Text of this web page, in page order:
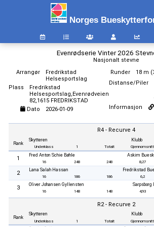
Norges
Evenrødserie Vinter 2026
Nasjonalt stevne
Arrangør
Fredrikstad
Helsesportslag
Plass
Fredrikstad
Helsesportslag,Evenrødveien
82,1615 FREDRIKSTAD
Dato
2026-01-09
Runder
18 m
Distanse/Piler
Informasjon
R4 - Recurve 4
Rank
Skytteren Klubb
Underklass 1 Totalt Gjennomsnitt
1
Fred Anton Schie Bøhle Askim
16 248 248 8,27
2
Lana Salah Hassan Fredrikstad
16 186 186 6,2
3
Oliver Johansen Gyllensten Sarpsborg
16 148 148 4,93
R2 - Recurve 2
Rank
Skytteren Klubb
Underklass 1 Totalt Gjennomsnitt